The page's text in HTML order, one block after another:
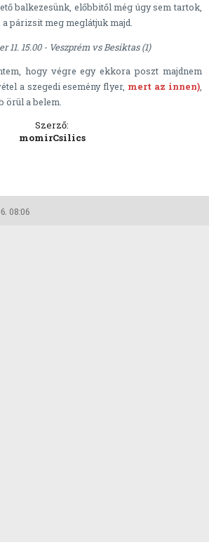
balkezesünk, előbbitől még úgy sem tartok,
párizsit meg meglátjuk majd.
11. 15.00 - Veszprém vs Besiktas (1)
hogy végre egy ekkora poszt majdnem
a szegedi esemény flyer, mert az innen),
örül a belem.
Szerző:
momirCsilics
08:06